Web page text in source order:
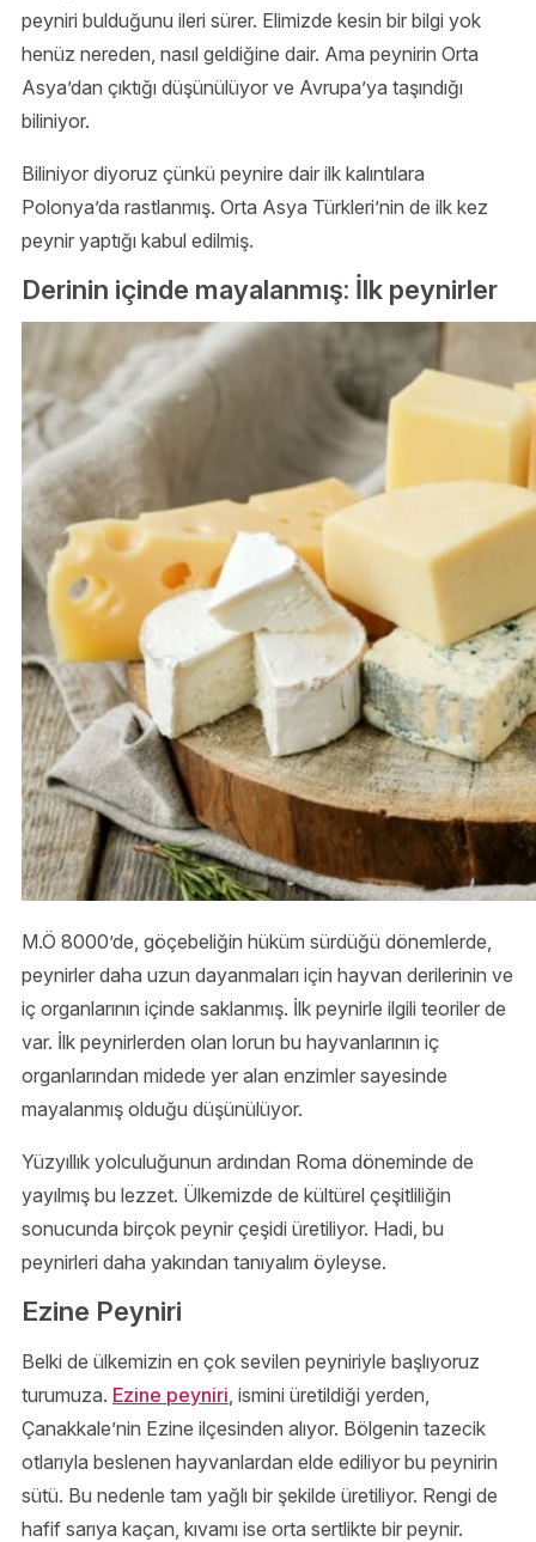
peyniri bulduğunu ileri sürer. Elimizde kesin bir bilgi yok
henüz nereden, nasıl geldiğine dair. Ama peynirin Orta
Asya’dan çıktığı düşünülüyor ve Avrupa’ya taşındığı
biliniyor.
Biliniyor diyoruz çünkü peynire dair ilk kalıntılara
Polonya’da rastlanmış. Orta Asya Türkleri’nin de ilk kez
peynir yaptığı kabul edilmiş.
Derinin içinde mayalanmış: İlk peynirler
M.Ö 8000’de, göçebeliğin hüküm sürdüğü dönemlerde,
peynirler daha uzun dayanmaları için hayvan derilerinin ve
iç organlarının içinde saklanmış. İlk peynirle ilgili teoriler de
var. İlk peynirlerden olan lorun bu hayvanlarının iç
organlarından midede yer alan enzimler sayesinde
mayalanmış olduğu düşünülüyor.
Yüzyıllık yolculuğunun ardından Roma döneminde de
yayılmış bu lezzet. Ülkemizde de kültürel çeşitliliğin
sonucunda birçok peynir çeşidi üretiliyor. Hadi, bu
peynirleri daha yakından tanıyalım öyleyse.
Ezine Peyniri
Belki de ülkemizin en çok sevilen peyniriyle başlıyoruz
turumuza. Ezine peyniri , ismini üretildiği yerden,
Çanakkale’nin Ezine ilçesinden alıyor. Bölgenin tazecik
otlarıyla beslenen hayvanlardan elde ediliyor bu peynirin
sütü. Bu nedenle tam yağlı bir şekilde üretiliyor. Rengi de
hafif sarıya kaçan, kıvamı ise orta sertlikte bir peynir.